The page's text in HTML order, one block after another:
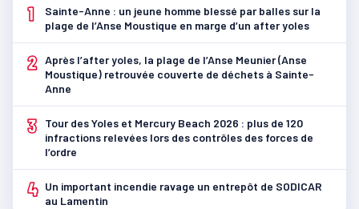
1
Sainte-Anne : un jeune homme blessé par balles sur la
plage de l’Anse Moustique en marge d’un after yoles
2 Après l’after yoles, la plage de l’Anse Meunier (Anse
Moustique) retrouvée couverte de déchets à Sainte-
Anne
3
Tour des Yoles et Mercury Beach 2026 : plus de 120
infractions relevées lors des contrôles des forces de
l’ordre
4 Un important incendie ravage un entrepôt de SODICAR
au Lamentin